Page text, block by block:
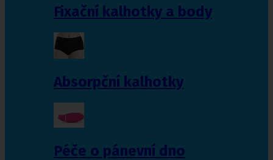
Fixační kalhotky a body
Absorpční kalhotky
Péče o pánevní dno